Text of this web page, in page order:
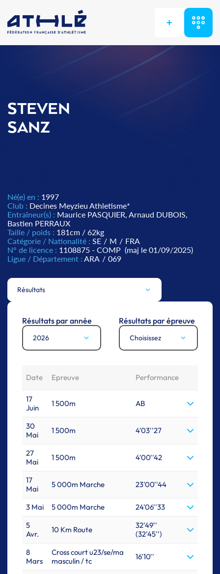
+
STEVEN
SANZ
Né(e) en : 1997
Club : Decines Meyzieu Athletisme*
Entraîneur(s) : Maurice PASQUIER, Arnaud DUBOIS,
Bastien PERRAUX
Taille / poids : 181cm / 62kg
Catégorie / Nationalité : SE / M / FRA
N° de licence : 1108875 - COMP (maj le 01/09/2025)
Ligue / Département : ARA / 069
Résultats
Résultats par année
2026
Résultats par épreuve
Choisissez
Date Epreuve Performance
17
Juin
1 500m AB
30
Mai
1 500m 4'03''27
27
Mai
1 500m 4'00''42
17
Mai
5 000m Marche 23'00''44
3 Mai 5 000m Marche
24'06''33
5
Avr.
10 Km Route
32'49''
(32'45'')
8
Mars
Cross court u23/se/ma
masculin / tc
16'10''